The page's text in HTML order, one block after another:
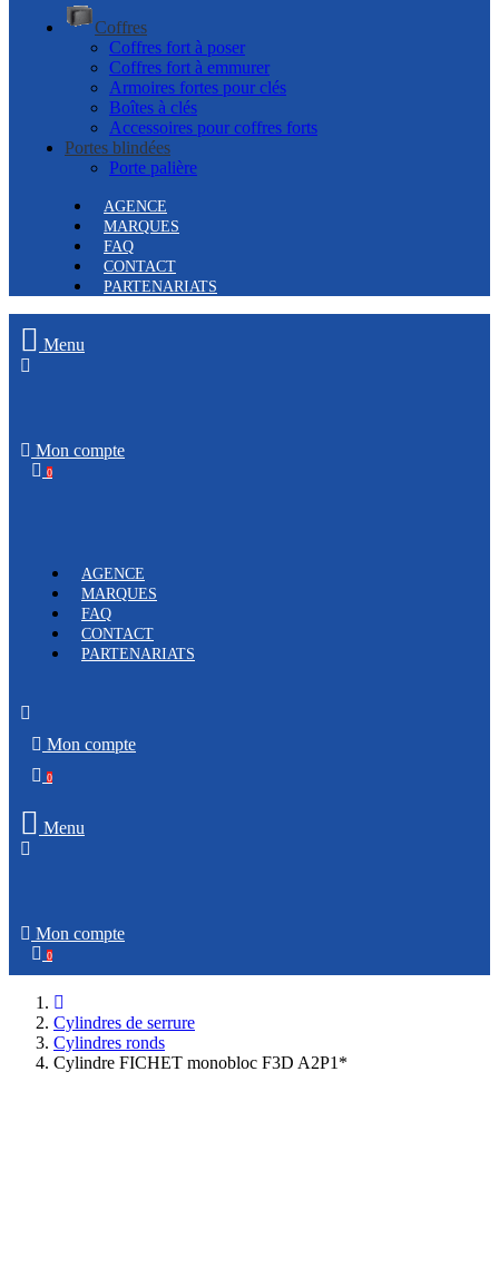
Coffres
Coffres fort à poser
Coffres fort à emmurer
Armoires fortes pour clés
Boîtes à clés
Accessoires pour coffres forts
Portes blindées
Porte palière
AGENCE
MARQUES
FAQ
CONTACT
PARTENARIATS
Menu
Mon compte
0
AGENCE
MARQUES
FAQ
CONTACT
PARTENARIATS
Mon compte
0
Menu
Mon compte
0
Cylindres de serrure
Cylindres ronds
Cylindre FICHET monobloc F3D A2P1*